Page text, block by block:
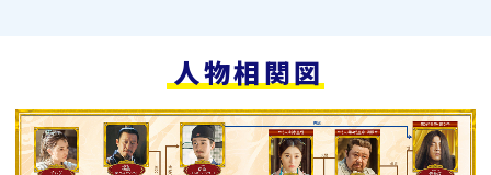
人物相関図